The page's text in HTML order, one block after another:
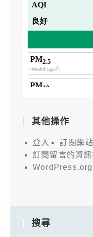
其他操作
登入
訂閱網
訂閱留言的資
搜尋